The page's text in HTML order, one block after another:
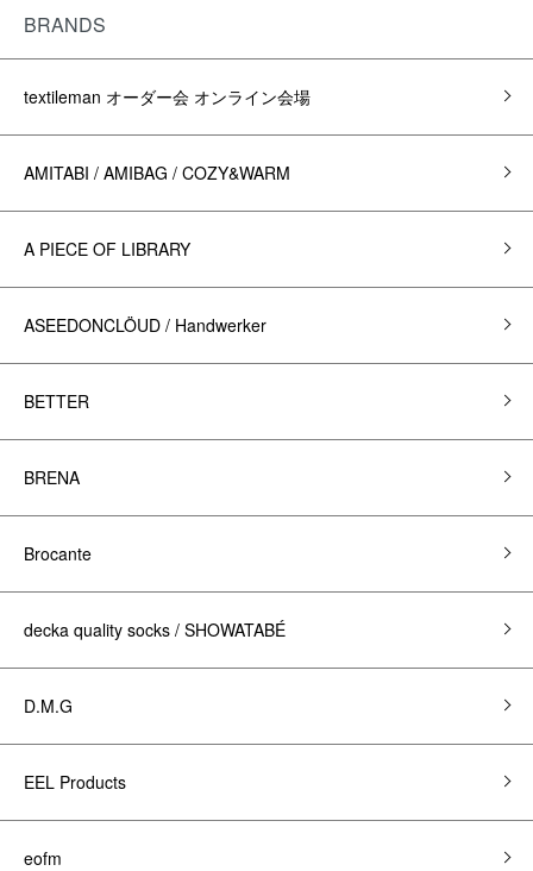
BRANDS
textileman オーダー会 オンライン会場
AMITABI / AMIBAG / COZY&WARM
A PIECE OF LIBRARY
ASEEDONCLÖUD / Handwerker
BETTER
BRENA
Brocante
decka quality socks / SHOWATABÉ
D.M.G
EEL Products
eofm